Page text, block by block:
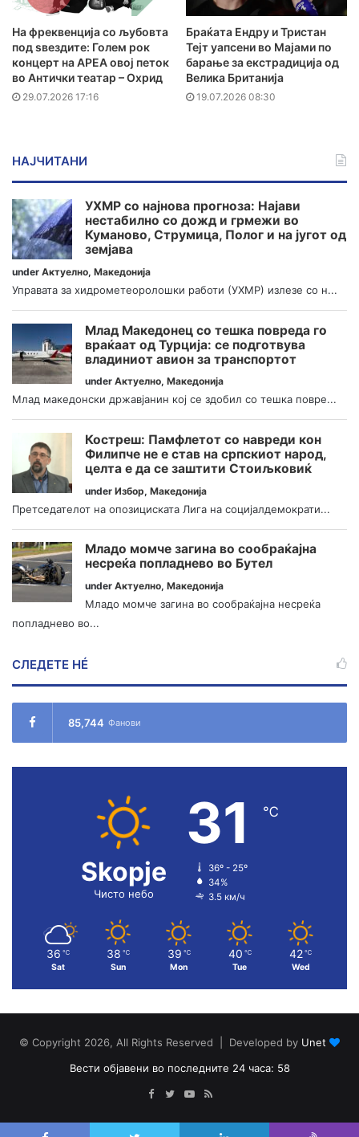
На фреквенција со љубовта
под ѕвездите: Голем рок
концерт на АРЕА овој петок
во Антички театар – Охрид
29.07.2026 17:16
Браќата Ендру и Тристан
Тејт уапсени во Мајами по
барање за екстрадиција од
Велика Британија
19.07.2026 08:30
НАЈЧИТАНИ
УХМР со најнова прогноза: Најави
нестабилно со дожд и грмежи во
Куманово, Струмица, Полог и на југот од
земјава
under Актуелно, Македонија
Управата за хидрометеоролошки работи (УХМР) излезе со н...
Млад Македонец со тешка повреда го
враќаат од Турција: се подготвува
владиниот авион за транспортот
under Актуелно, Македонија
Млад македонски државјанин кој се здобил со тешка повре...
Костреш: Памфлетот со навреди кон
Филипче не е став на српскиот народ,
целта е да се заштити Стоиљковиќ
under Избор, Македонија
Претседателот на опозициската Лига на социјалдемократи...
Младо момче загина во сообраќајна
несреќа попладнево во Бутел
under Актуелно, Македонија
Младо момче загина во сообраќајна несреќа
попладнево во...
СЛЕДЕТЕ НÉ
85,744 Фанови
Skopje
Чисто небо
31 ℃
36º - 25º
34%
3.5 км/ч
36 ℃
Sat
38 ℃
Sun
39 ℃
Mon
40 ℃
Tue
42 ℃
Wed
© Copyright 2026, All Rights Reserved | Developed by Unet
Вести објавени во последните 24 часа: 58
Facebook
TwitterYouTube
RSS